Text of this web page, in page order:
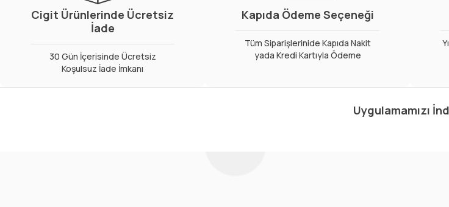
Cigit Ürünlerinde Ücretsiz
İade
30 Gün İçerisinde Ücretsiz
Koşulsuz İade İmkanı
Kapıda Ödeme Seçeneği
Tüm Siparişlerinide Kapıda Nakit
yada Kredi Kartıyla Ödeme
Uygulamamızı